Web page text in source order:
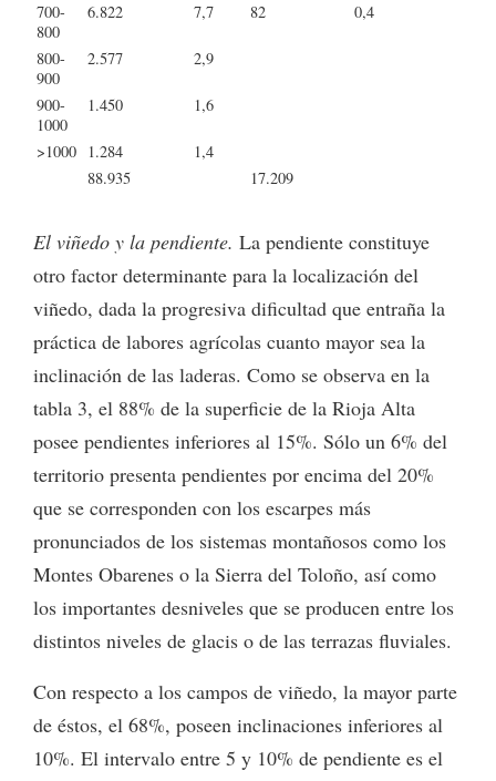
700-
800
6.822 7,7 82 0,4
800-
900
2.577 2,9
900-
1000
1.450 1,6
>1000 1.284
1,4
88.935
17.209
El viñedo y la pendiente. La pendiente constituye
otro factor determinante para la localización del
viñedo, dada la progresiva dificultad que entraña la
práctica de labores agrícolas cuanto mayor sea la
inclinación de las laderas. Como se observa en la
tabla 3, el 88% de la superficie de la Rioja Alta
posee pendientes inferiores al 15%. Sólo un 6% del
territorio presenta pendientes por encima del 20%
que se corresponden con los escarpes más
pronunciados de los sistemas montañosos como los
Montes Obarenes o la Sierra del Toloño, así como
los importantes desniveles que se producen entre los
distintos niveles de glacis o de las terrazas fluviales.
Con respecto a los campos de viñedo, la mayor parte
de éstos, el 68%, poseen inclinaciones inferiores al
10%. El intervalo entre 5 y 10% de pendiente es el